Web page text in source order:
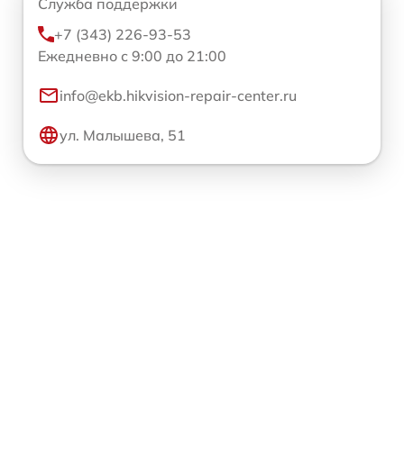
Служба поддержки
+7 (343) 226-93-53
Ежедневно с 9:00 до 21:00
info@ekb.hikvision-repair-center.ru
ул. Малышева, 51